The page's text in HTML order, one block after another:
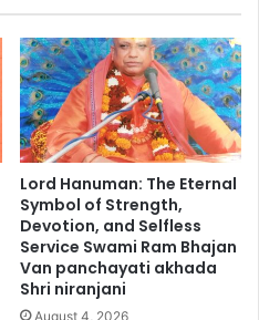
Lord Hanuman: The Eternal
Symbol of Strength,
Devotion, and Selfless
Service Swami Ram Bhajan
Van panchayati akhada
Shri niranjani
August 4, 2026